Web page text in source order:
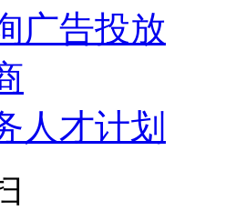
广告投放
人才计划